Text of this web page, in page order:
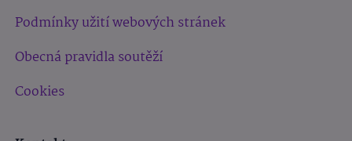
Podmínky užití webových stránek
Obecná pravidla soutěží
Cookies